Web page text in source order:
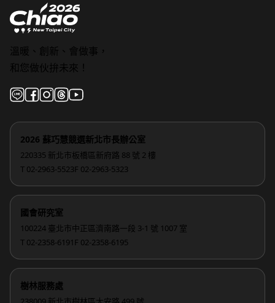
溫暖、創新、會做事，
和您做伙拚未來！
2026 蘇巧慧競選新北市長辦公室
220335 新北市板橋區新府路 88 號 2 樓
T 02-2963-5523F 02-2963-5323
國會研究室
100224 臺北市中正區濟南路一段 3-1 號 1007 室
T 02-2358-6191 F 02-2358-6195
樹林服務處